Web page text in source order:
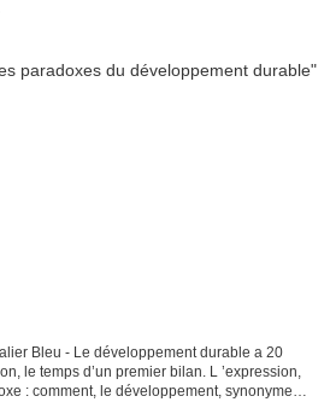
Bleu - Le développement durable a 20
le temps d’un premier bilan. L ’expression,
: comment, le développement, synonyme